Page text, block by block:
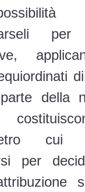
per
della
cui
per